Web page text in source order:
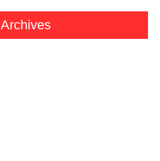
Archives